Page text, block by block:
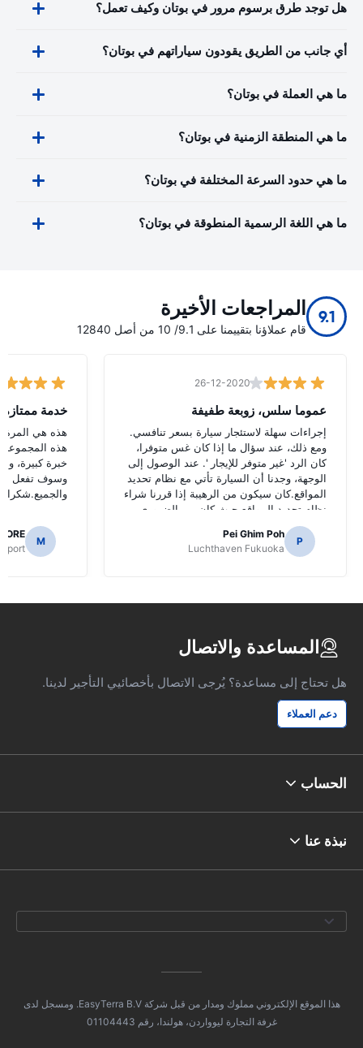
هل توجد طرق برسوم مرور في بوتان وكيف تعمل؟
أي جانب من الطريق يقودون سياراتهم في بوتان؟
ما هي العملة في بوتان؟
ما هي المنطقة الزمنية في بوتان؟
ما هي حدود السرعة المختلفة في بوتان؟
ما هي اللغة الرسمية المنطوقة في بوتان؟
9.1 المراجعات الأخيرة
قام عملاؤنا بتقييمنا على 9.1/ 10 من أصل 12840
26-12-2020
عموما سلس، زوبعة طفيفة
إجراءات سهلة لاستئجار سيارة بسعر تنافسي.
ومع ذلك، عند سؤال ما إذا كان غس متوفرا،
كان الرد 'غير متوفر للإيجار '. عند الوصول إلى
الوجهة، وجدنا أن السيارة تأتي مع نظام تحديد
المواقع.كان سيكون من الرهيبة إذا قررنا شراء
نظام تحديد المواقع حيث كان من الضروري
للتنقل الطرق اليابانية.
P
Pei Ghim Poh
Luchthaven Fukuoka
خدمة ممتازة
هذه هي المرة
هذه
خبرة كبيرة،
وسوف تفعل
والجميع.شكرا
M
المساعدة والاتصال
هل تحتاج إلى مساعدة؟ يُرجى الاتصال بأخصائيي التأجير لدينا.
دعم العملاء
الحساب
نبذة عنا
هذا الموقع الإلكتروني مملوك ومدار من قبل شركة EasyTerra B.V. ومسجل لدى
غرفة التجارة ليوواردن، هولندا، رقم 01104443